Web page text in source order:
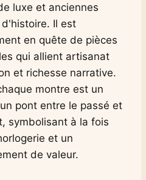
luxe et anciennes
Il est
en quête de pièces
qui allient artisanat
et richesse narrative.
montre est un
pont entre le passé et
symbolisant à la fois
et un
de valeur.